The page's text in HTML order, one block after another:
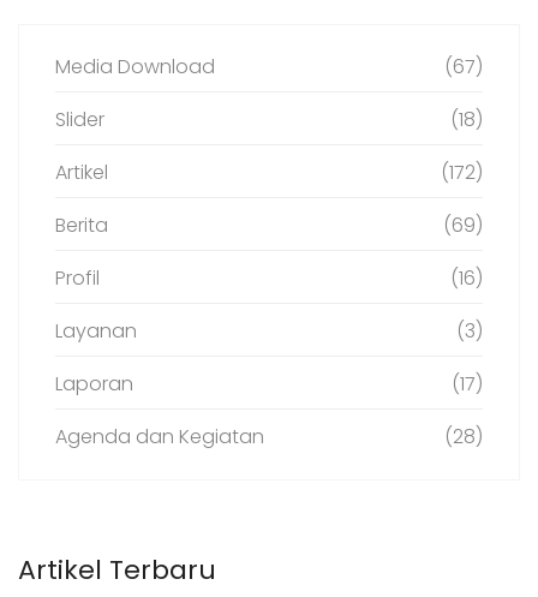
Media Download
(67)
Slider
(18)
Artikel
(172)
Berita
(69)
Profil
(16)
Layanan
(3)
Laporan
(17)
Agenda dan Kegiatan
(28)
Artikel Terbaru